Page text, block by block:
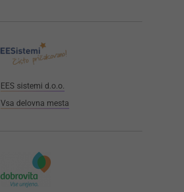
EES sistemi d.o.o.
Vsa delovna mesta